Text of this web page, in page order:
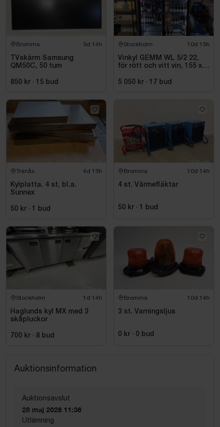
Bromma 3d 14h
TVskärm Samsung
QM50C, 50 tum
850 kr · 15 bud
Stockholm 10d 15h
Vinkyl GEMM WL 5/2 22,
för rött och vitt vin, 155 x
5 050 kr · 17 bud
Tranås 4d 15h
Kylplatta. 4 st, bl.a.
Sunnex
50 kr · 1 bud
Bromma 10d 14h
4 st. Värmefläktar
50 kr · 1 bud
Stockholm 1d 14h
Haglunds kyl MX med 3
skåpluckor
700 kr · 8 bud
Bromma 10d 14h
3 st. Varningsljus
0 kr · 0 bud
Auktionsinformation
Auktionsavslut
28 maj 2026 11:36
Utlämning